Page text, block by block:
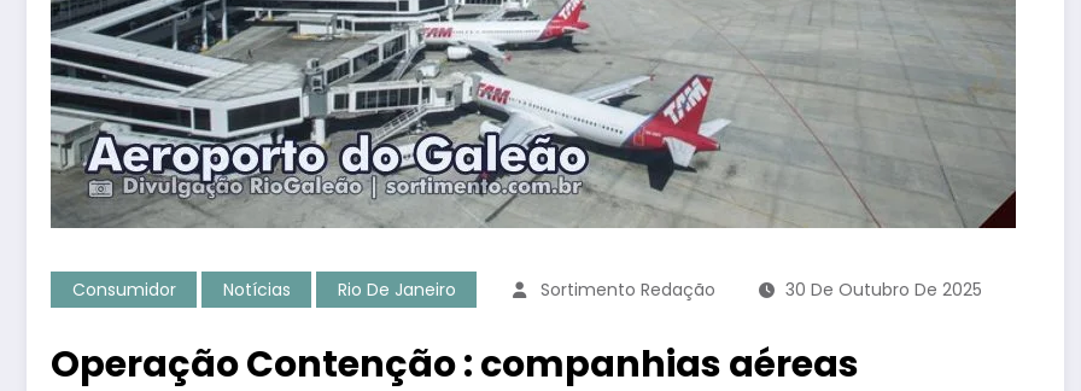
Consumidor Notícias Rio De Janeiro Sortimento Redação 30 De Outubro De 2025
Operação Contenção : companhias aéreas